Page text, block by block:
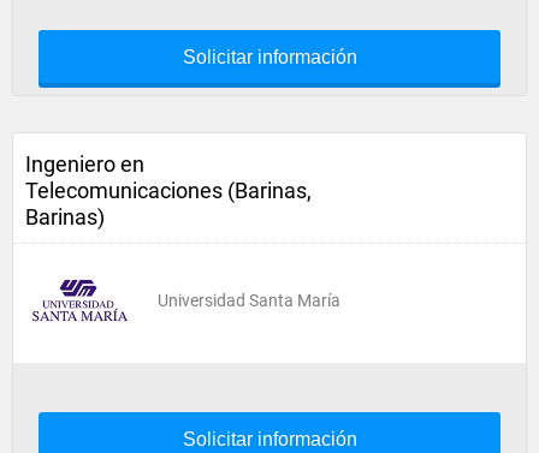
Solicitar información
Ingeniero en
Telecomunicaciones (Barinas,
Barinas)
Universidad Santa María
Solicitar información